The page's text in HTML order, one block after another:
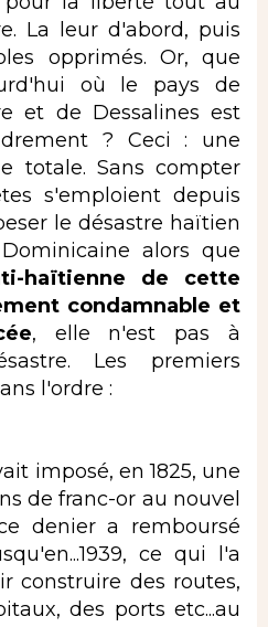
La leur d'abord, puis
opprimés. Or, que
où le pays de
et de Dessalines est
? Ceci : une
totale. Sans compter
s'emploient depuis
le désastre haïtien
alors que
haïtienne de cette
condamnable et
, elle n'est pas à
Les premiers
l'ordre :
imposé, en 1825, une
de franc-or au nouvel
denier a remboursé
ce qui l'a
construire des routes,
des ports etc...au